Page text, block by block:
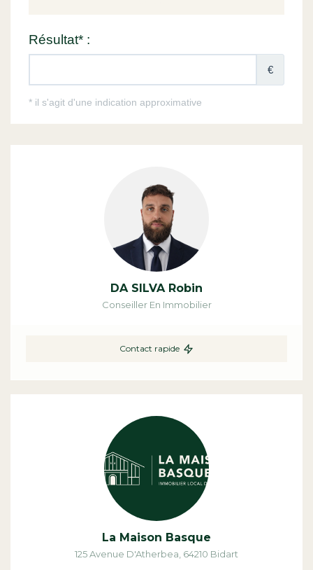
DA SILVA Robin
Conseiller En Immobilier
Contact rapide
La Maison Basque
125 Avenue D'Atherbea 64210 Bidart